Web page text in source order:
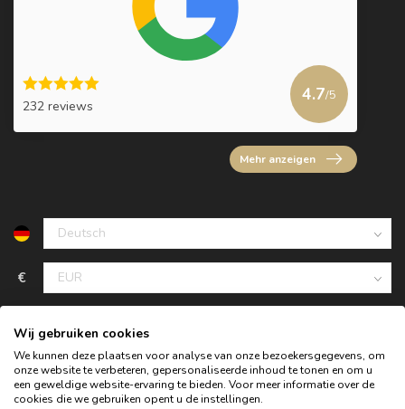
232 reviews
4.7/5
Mehr anzeigen
€
Wij gebruiken cookies
We kunnen deze plaatsen voor analyse van onze bezoekersgegevens, om
onze website te verbeteren, gepersonaliseerde inhoud te tonen en om u
een geweldige website-ervaring te bieden. Voor meer informatie over de
cookies die we gebruiken opent u de instellingen.